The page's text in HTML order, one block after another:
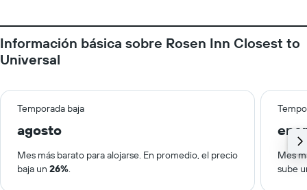
Información básica sobre Rosen Inn Closest to
Universal
Temporada baja
agosto
Mes más barato para alojarse. En promedio, el precio
baja un 26%.
Mes
sube